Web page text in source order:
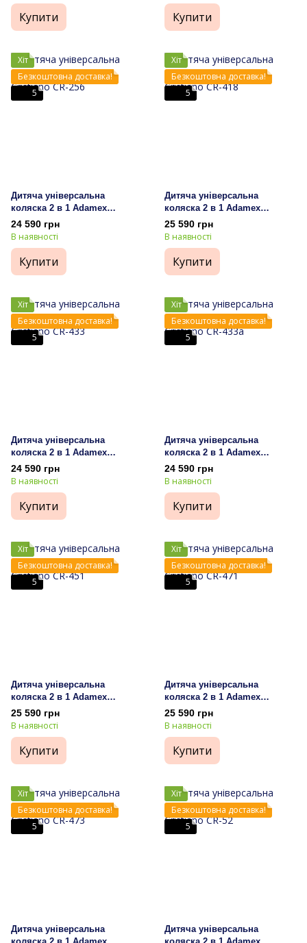
Купити Купити
Хіт
Безкоштовна доставка!
5
Дитяча універсальна
коляска 2 в 1 Adamex
Cristiano CR-256
24 590 грн
В наявності
Купити
Хіт
Безкоштовна доставка!
5
Дитяча універсальна
коляска 2 в 1 Adamex
Cristiano CR-418
25 590 грн
В наявності
Купити
Хіт
Безкоштовна доставка!
5
Дитяча універсальна
коляска 2 в 1 Adamex
Cristiano CR-433
24 590 грн
В наявності
Купити
Хіт
Безкоштовна доставка!
5
Дитяча універсальна
коляска 2 в 1 Adamex
Cristiano CR-433a
24 590 грн
В наявності
Купити
Хіт
Безкоштовна доставка!
5
Дитяча універсальна
коляска 2 в 1 Adamex
Cristiano CR-451
25 590 грн
В наявності
Купити
Хіт
Безкоштовна доставка!
5
Дитяча універсальна
коляска 2 в 1 Adamex
Cristiano CR-471
25 590 грн
В наявності
Купити
Хіт
Безкоштовна доставка!
5
Дитяча універсальна
Хіт
Безкоштовна доставка!
5
Дитяча універсальна